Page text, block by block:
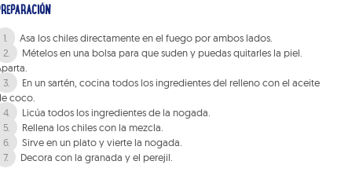
Asa los chiles directamente en el fuego por ambos lados.
Mételos en una bolsa para que suden y puedas quitarles la piel.
En un sartén, cocina todos los ingredientes del relleno con el aceite
coco.
Licúa todos los ingredientes de la nogada.
Rellena los chiles con la mezcla.
Sirve en un plato y vierte la nogada.
Decora con la granada y el perejil.